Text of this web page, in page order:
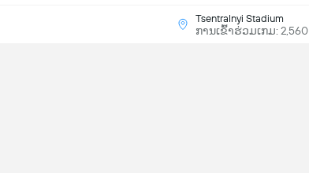
Tsentralnyi Stadium
ການເຂົ້າຮ່ວມເກມ: 2,560